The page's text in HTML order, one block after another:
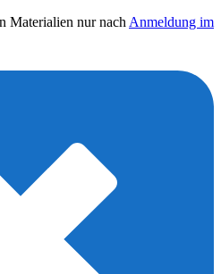
Materialien nur nach Anmeldung im